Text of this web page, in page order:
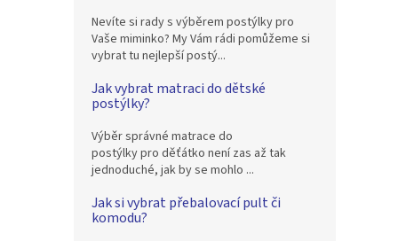
Nevíte si rady s výběrem postýlky pro
Vaše miminko? My Vám rádi pomůžeme si
vybrat tu nejlepší postý...
Jak vybrat matraci do dětské
postýlky?
Výběr správné matrace do
postýlky pro děťátko není zas až tak
jednoduché, jak by se mohlo ...
Jak si vybrat přebalovací pult či
komodu?